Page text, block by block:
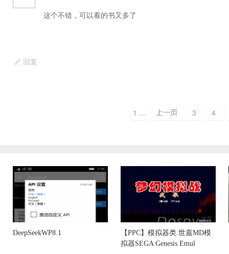
这个不错，可以看的书又多了
回复
1 ... 3 4
DeepSeekWP8.1
【PPC】模拟器类.世嘉MD模
拟器SEGA Genesis Emul